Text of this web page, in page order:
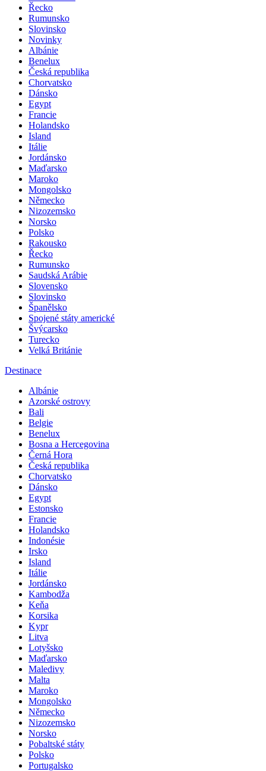
Řecko
Rumunsko
Slovinsko
Novinky
Albánie
Benelux
Česká republika
Chorvatsko
Dánsko
Egypt
Francie
Holandsko
Island
Itálie
Jordánsko
Maďarsko
Maroko
Mongolsko
Německo
Nizozemsko
Norsko
Polsko
Rakousko
Řecko
Rumunsko
Saudská Arábie
Slovensko
Slovinsko
Španělsko
Spojené státy americké
Švýcarsko
Turecko
Velká Británie
Destinace
Albánie
Azorské ostrovy
Bali
Belgie
Benelux
Bosna a Hercegovina
Černá Hora
Česká republika
Chorvatsko
Dánsko
Egypt
Estonsko
Francie
Holandsko
Indonésie
Irsko
Island
Itálie
Jordánsko
Kambodža
Keňa
Korsika
Kypr
Litva
Lotyšsko
Maďarsko
Maledivy
Malta
Maroko
Mongolsko
Německo
Nizozemsko
Norsko
Pobaltské státy
Polsko
Portugalsko